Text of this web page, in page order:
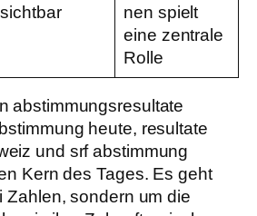
sichtbar
nen spielt
eine zentrale
Rolle
abstimmungsresultate
heute, resultate
und srf abstimmung
Kern des Tages. Es geht
Zahlen, sondern um die